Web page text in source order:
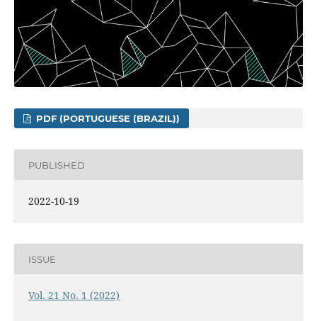
PDF (PORTUGUESE (BRAZIL))
PUBLISHED
2022-10-19
ISSUE
Vol. 21 No. 1 (2022)